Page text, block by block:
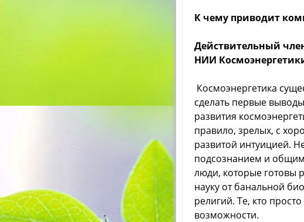
К чему приводит
Действительный
НИИ
Космоэнергетика
сделать первые
развития
правило, зрелых, с
развитой интуицией.
подсознанием и
люди, которые готовы
науку от банальной
религий. Те, кто
возможности.